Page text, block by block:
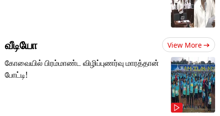
வீடியோ View More
கோவையில் பிரம்மாண்ட விழிப்புணர்வு மாரத்தான்
போட்டி!